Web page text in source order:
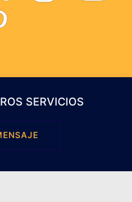
Pinterest
SERVICIOS